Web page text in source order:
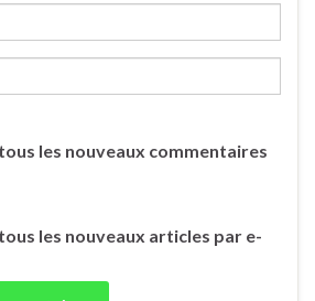
les nouveaux commentaires
les nouveaux articles par e-